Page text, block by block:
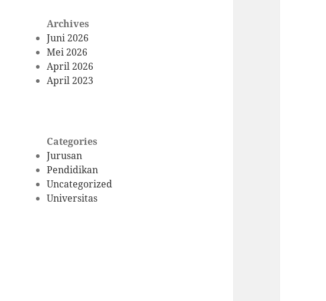
Archives
Juni 2026
Mei 2026
April 2026
April 2023
Categories
Jurusan
Pendidikan
Uncategorized
Universitas